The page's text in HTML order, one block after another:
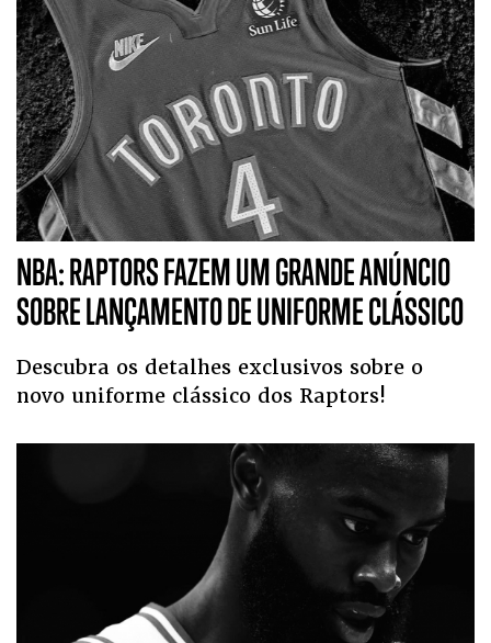
NBA: RAPTORS FAZEM UM GRANDE ANÚNCIO
SOBRE LANÇAMENTO DE UNIFORME CLÁSSICO
Descubra os detalhes exclusivos sobre o
novo uniforme clássico dos Raptors!